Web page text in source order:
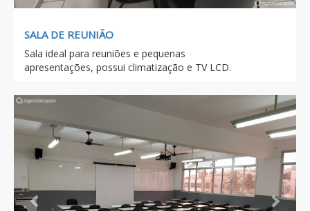
SALA DE REUNIÃO
Sala ideal para reuniões e pequenas
apresentações, possui climatização e TV LCD.
Previous Next